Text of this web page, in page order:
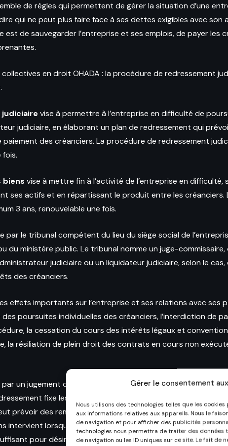
Gérer le consentement
Nous utilisons des technologies telles que les
aux informations relatives aux appareils. Nous le
de navigation et pour afficher des publicités
technologies nous permettra de traiter des données
de navigation ou les ID uniques sur ce site. Le fait de
de règles qui permettent de gérer la situation d’une
qui ne peut plus faire face à ses dettes exigibles avec son
est de sauvegarder l’entreprise et ses emplois, de payer les
en droit OHADA : la procédure de redressement
vise à permettre à l’entreprise en difficulté de
judiciaire, en élaborant un plan de redressement qui
des créanciers. La procédure de redressement
fois.
biens vise à mettre fin à l’activité de l’entreprise en difficulté,
ses actifs et en répartissant le produit entre les créanciers.
3 ans, renouvelable une fois.
le tribunal compétent du lieu du siège social de
du ministère public. Le tribunal nomme un juge-commissaire,
judiciaire ou un liquidateur judiciaire, selon le
des créanciers.
effets importants sur l’entreprise et ses relations avec ses
poursuites individuelles des créanciers, l’interdiction de
la cessation du cours des intérêts légaux et
la résiliation de plein droit des contrats en cours non
un jugement qui arrête le plan de redressement ou
fixe les modalités de paiement des créanciers et les
prévoir des remises de dettes, des moratoires ou des
intervient lorsque le produit de la vente des actifs a été
pour désintéresser les frais et charges de la